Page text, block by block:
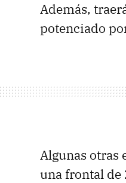
Además,
potenciado
Algunas otras
una frontal de